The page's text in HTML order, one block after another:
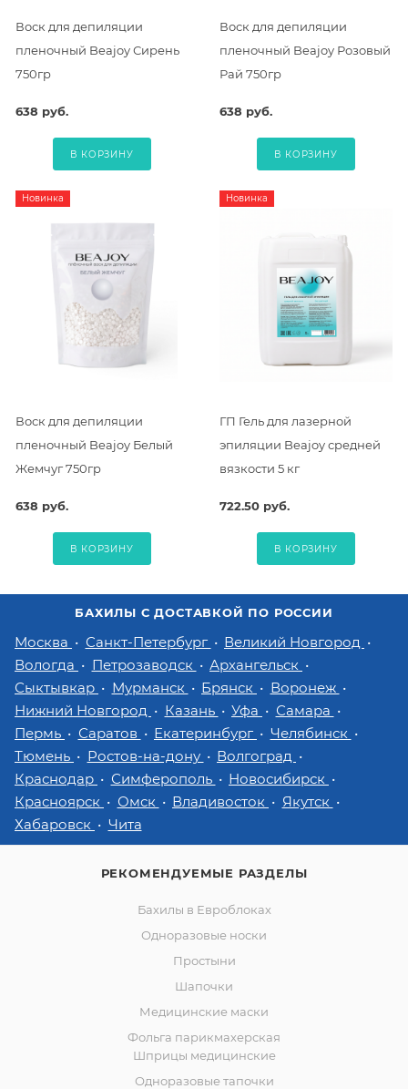
Воск для депиляции
пленочный Beajoy Сирень
750гр
638 руб.
В КОРЗИНУ
Воск для депиляции
пленочный Beajoy Розовый
Рай 750гр
638 руб.
В КОРЗИНУ
Новинка
Воск для депиляции
пленочный Beajoy Белый
Жемчуг 750гр
638 руб.
В КОРЗИНУ
Новинка
ГП Гель для лазерной
эпиляции Beajoy средней
вязкости 5 кг
722.50 руб.
В КОРЗИНУ
БАХИЛЫ С ДОСТАВКОЙ ПО РОССИИ
Москва Санкт-Петербург
Великий Новгород
Вологда
Петрозаводск
Архангельск
Сыктывкар
Мурманск Брянск
Воронеж
Нижний Новгород
Казань Уфа
Самара
Пермь
Саратов Екатеринбург
Челябинск
Тюмень
Ростов-на-дону
Волгоград
Краснодар
Симферополь
Новосибирск
Красноярск
Омск Владивосток
Якутск
Хабаровск
Чита
РЕКОМЕНДУЕМЫЕ РАЗДЕЛЫ
Бахилы в Евроблоках
Одноразовые носки
Простыни
Шапочки
Медицинские маски
Фольга парикмахерская
Шприцы медицинские
Одноразовые тапочки